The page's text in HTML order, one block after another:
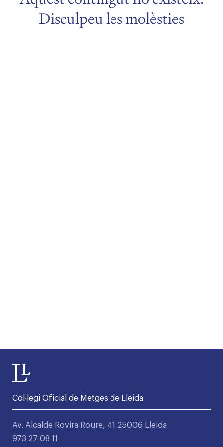
Disculpeu les molèsties
Col·legi Oficial de Metges de Lleida
Av. Alcalde Rovira Roure, 41 25006 Lleida
973 27 08 11